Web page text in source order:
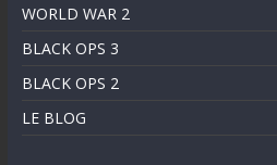
WORLD WAR 2
BLACK OPS 3
BLACK OPS 2
LE BLOG